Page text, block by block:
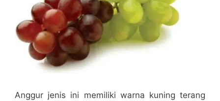
Anggur jenis ini memiliki warna kuning terang